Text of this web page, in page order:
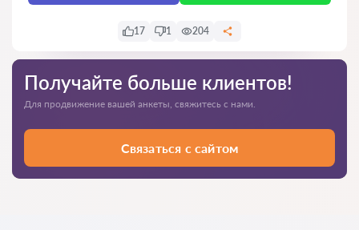
17 1 204
Получайте больше клиентов!
Для продвижение вашей анкеты, свяжитесь с нами.
Связаться с сайтом